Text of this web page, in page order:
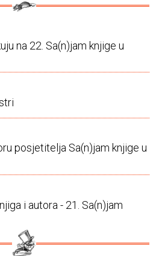
na 22. Sa(n)jam knjige u
posjetitelja Sa(n)jam knjige u
i autora - 21. Sa(n)jam